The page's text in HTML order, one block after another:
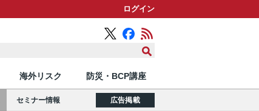
ログイン
海外リスク 防災・BCP講座
セミナー情報 広告掲載